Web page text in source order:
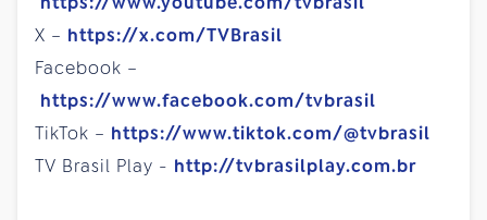
X – https://x.com/TVBrasil
Facebook –
https://www.facebook.com/tvbrasil
TikTok – https://www.tiktok.com/@tvbrasil
TV Brasil Play - http://tvbrasilplay.com.br